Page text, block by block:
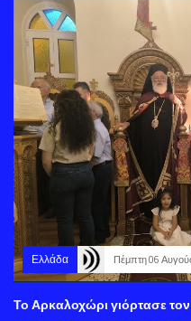
Ελλάδα Πέμπτη 06
Το Αρκαλοχώρι γιόρτασε